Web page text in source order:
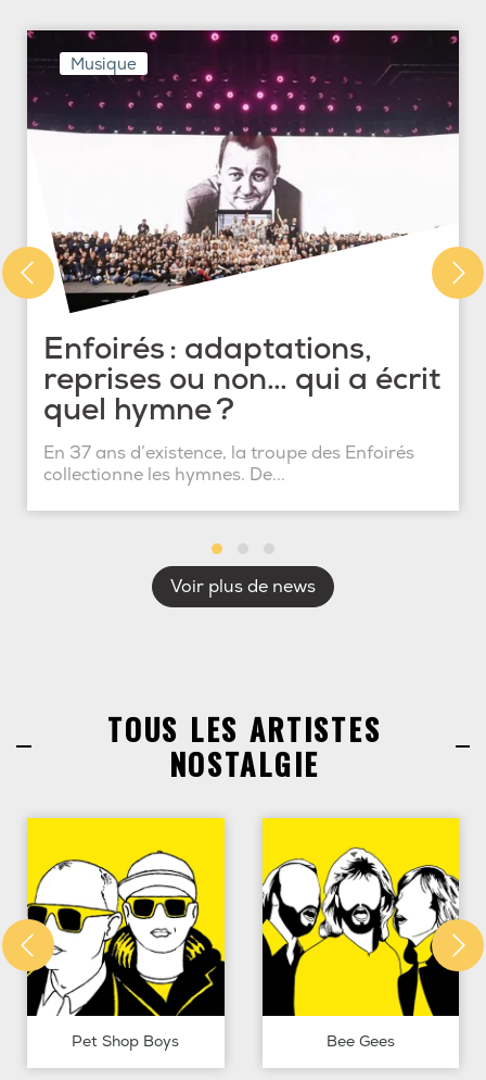
Musique
Enfoirés : adaptations,
reprises ou non… qui a écrit
quel hymne ?
En 37 ans d’existence, la troupe des Enfoirés
collectionne les hymnes. De...
Voir plus de news
TOUS LES ARTISTES
NOSTALGIE
Pet Shop Boys Bee Gees